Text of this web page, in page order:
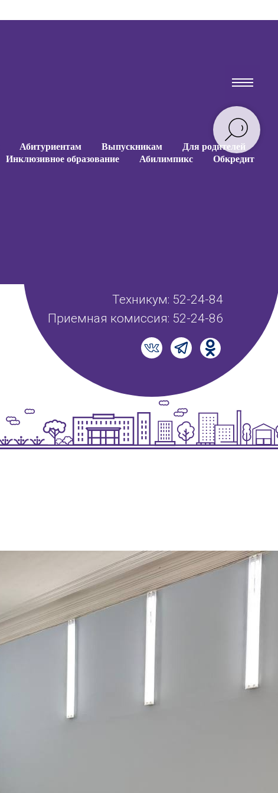
Абитуриентам Выпускникам
Для родителей
Инклюзивное образование Абилимпикс Обкредит
Обкредит
Техникум: 52-24-84
Приемная комиссия: 52-24-86